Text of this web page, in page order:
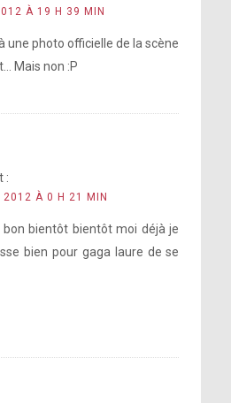
À 19 H 39 MIN
une photo officielle de la scène
Mais non :P
:
2012 À 0 H 21 MIN
bientôt bientôt moi déjà je
bien pour gaga laure de se